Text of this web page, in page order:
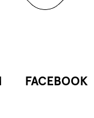
FACEBOOK